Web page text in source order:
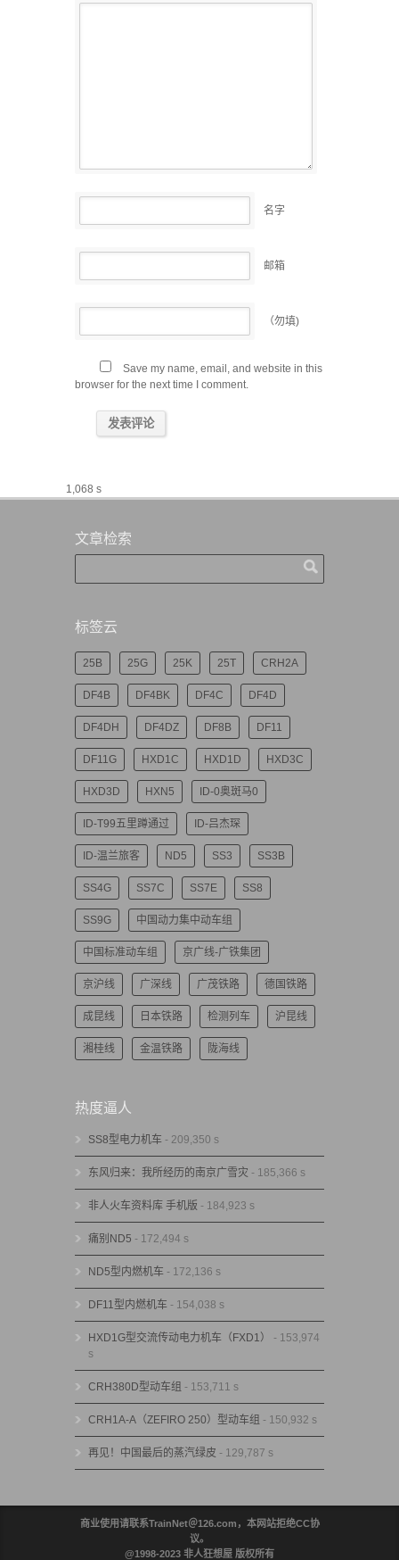
名字
邮箱
（勿填)
Save my name, email, and website in this
browser for the next time I comment.
1,068 s
文章检索
标签云
25B 25G 25K 25T CRH2A
DF4B DF4BK DF4C DF4D
DF4DH DF4DZ DF8B DF11
DF11G HXD1C HXD1D HXD3C
HXD3D HXN5 ID-0奥斑马0
ID-T99五里蹲通过 ID-吕杰琛
ID-温兰旅客 ND5 SS3 SS3B
SS4G SS7C SS7E SS8
SS9G 中国动力集中动车组
中国标准动车组 京广线-广铁集团
京沪线 广深线 广茂铁路 德国铁路
成昆线 日本铁路 检测列车 沪昆线
湘桂线 金温铁路 陇海线
热度逼人
SS8型电力机车 - 209,350 s
东风归来：我所经历的南京广雪灾 - 185,366 s
非人火车资料库 手机版 - 184,923 s
痛别ND5 - 172,494 s
ND5型内燃机车 - 172,136 s
DF11型内燃机车 - 154,038 s
HXD1G型交流传动电力机车（FXD1）
- 153,974
s
CRH380D型动车组 - 153,711 s
CRH1A-A（ZEFIRO 250）型动车组 - 150,932 s
再见！中国最后的蒸汽绿皮 - 129,787 s
商业使用请联系TrainNet＠126.com，本网站拒绝CC协
议。
@1998-2023 非人狂想屋 版权所有